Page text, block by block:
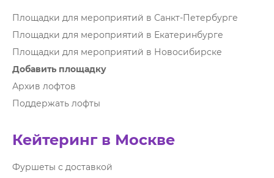
Площадки для мероприятий в Санкт-Петербурге
Площадки для мероприятий в Екатеринбурге
Площадки для мероприятий в Новосибирске
Добавить площадку
Архив лофтов
Поддержать лофты
Кейтеринг в Москве
Фуршеты с доставкой